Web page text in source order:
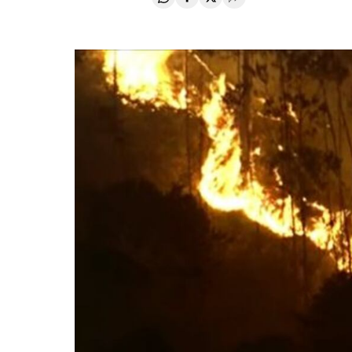
Compartir en Whatsapp
Compartir en Facebook
Compartir en Twitter
Desplegar Redes